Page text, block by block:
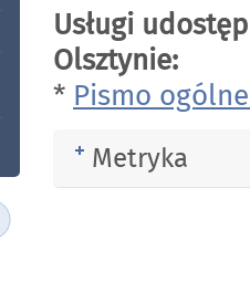
Usługi
Olsztynie:
* Pismo
Rozwiń
Metryka